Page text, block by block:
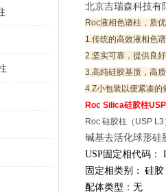
北京吉瑞森科技有
Roc液相色谱柱，质
1.传统的高效液相色
2.坚实可靠，提供良
3.高纯硅胶基质，高
4.Z小包装以便紧凑的
Roc Silica硅胶柱
Roc 硅胶柱（USP
碱基去活化球形硅
USP固定相代码：
固定相类别： 硅胶
配体类型：无